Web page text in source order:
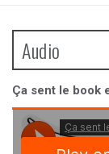
Audio
Ça sent le book